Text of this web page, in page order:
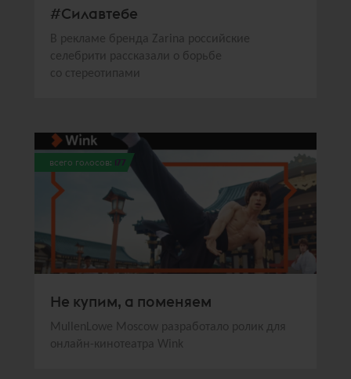
#Силавтебе
В рекламе бренда Zarina российские
селебрити рассказали о борьбе
со стереотипами
всего голосов: 177
Не купим, а поменяем
MullenLowe Moscow разработало ролик для
онлайн-кинотеатра Wink